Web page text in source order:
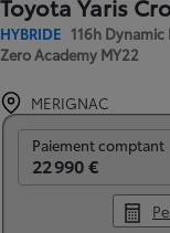
Toyota Yaris
HYBRIDE 116h
Zero Academy MY22
MERIGNAC
Paiement comptant
22 990 €